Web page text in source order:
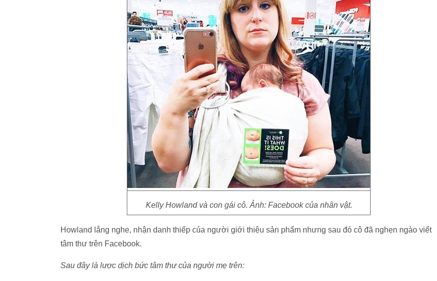
Kelly Howland và con gái cô. Ảnh: Facebook của nhân vật.
Howland lắng nghe, nhận danh thiếp của người giới thiệu sản phẩm nhưng sau đó cô đã nghẹn ngào viết
tâm thư trên Facebook.
Sau đây là lược dịch bức tâm thư của người mẹ trên: